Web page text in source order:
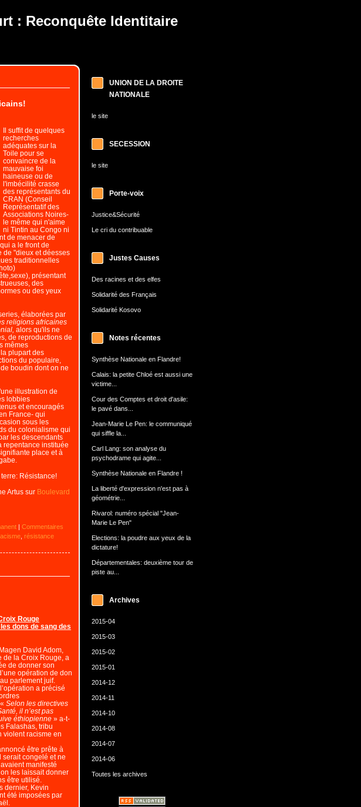
: Reconquête Identitaire
UNION DE LA DROITE
NATIONALE
le site
SECESSION
le site
Porte-voix
Justice&Sécurité
Le cri du contribuable
Justes Causes
Des racines et des elfes
Solidarité des Français
Solidarité Kosovo
Notes récentes
Synthèse Nationale en Flandre!
Calais: la petite Chloé est aussi une
victime...
Cour des Comptes et droit d'asile:
le pavé dans...
Jean-Marie Le Pen: le communiqué
qui siffle la...
Carl Lang: son analyse du
psychodrame qui agite...
Synthèse Nationale en Flandre !
La liberté d'expression n'est pas à
géométrie...
Rivarol: numéro spécial "Jean-
Marie Le Pen"
Elections: la poudre aux yeux de la
dictature!
Départementales: deuxième tour de
piste au...
Archives
2015-04
2015-03
2015-02
2015-01
2014-12
2014-11
2014-10
2014-08
2014-07
2014-06
Toutes les archives
Il suffit de quelques
recherches
adéquates sur la
Toile pour se
convaincre de la
mauvaise foi
haineuse ou de
l'imbécilité crasse
des représentants du
CRAN (Conseil
Représentatif des
Associations Noires-
le même qui n'aime
ni Tintin au Congo ni
de menacer de
a le front de
de "dieux et déesses
traditionnelles
présentant
des
ou des yeux
élaborées par
religions africaines
alors qu'ils ne
de reproductions de
mêmes
plupart des
du populaire,
boudin dont on ne
illustration de
lobbies
et encouragés
France- qui
sous les
du colonialisme qui
les descendants
repentance instituée
place et à
Résistance!
Artus sur Boulevard
| Commentaires
, résistance
Rouge
dons de sang des
David Adom,
de la Croix Rouge, a
de donner son
opération de don
parlement juif.
a précisé
Selon les directives
il n’est pas
éthiopienne » a-t-
Falashas, tribu
violent racisme en
être prête à
serait congelé et ne
manifesté
les laissait donner
être utilisé.
dernier, Kevin
été imposées par